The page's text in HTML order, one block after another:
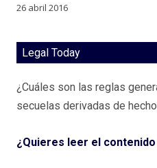
26 abril 2016
Legal Today
¿Cuáles son las reglas
secuelas derivadas de
¿Quieres leer el